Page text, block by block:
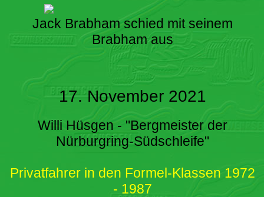
Jack Brabham schied mit seinem
Brabham aus
17. November 2021
Willi Hüsgen - "Bergmeister der
Nürburgring-Südschleife"
Privatfahrer in den Formel-Klassen 1972
- 1987